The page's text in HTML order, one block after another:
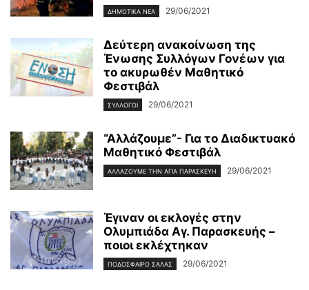
ΔΗΜΟΤΙΚΑ ΝΕΑ 29/06/2021
Δεύτερη ανακοίνωση της
Ένωσης Συλλόγων Γονέων για
το ακυρωθέν Μαθητικό
Φεστιβάλ
ΣΥΛΛΟΓΟΙ 29/06/2021
“Αλλάζουμε”- Για το Διαδικτυακό
Μαθητικό Φεστιβάλ
ΑΛΛΆΖΟΥΜΕ ΤΗΝ ΑΓΊΑ ΠΑΡΑΣΚΕΥΉ 29/06/2021
Έγιναν οι εκλογές στην
Ολυμπιάδα Αγ. Παρασκευής –
ποιοι εκλέχτηκαν
ΠΟΔΟΣΦΑΙΡΟ ΣΑΛΑΣ 29/06/2021